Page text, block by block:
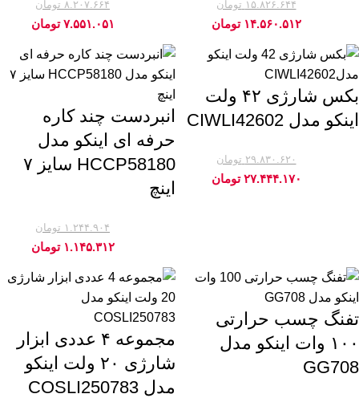
پیچ گوشتی برقی و شارژی اینکو (12)
دریل بتن کن اینکو (12)
مجموعه بکس و آچار بکس اینکو (12)
بکس برقی و بکس شارژی اینکو (10)
چکش میخ کش اینکو (10)
مینی فرز اینکو (10)
۱۵.۸۲۶.۶۴۴ تومان
۱۴.۵۶۰.۵۱۲ تومان
۸.۲۰۷.۶۶۴ تومان
۷.۵۵۱.۰۵۱ تومان
بکس شارژی ۴۲ ولت
اینکو مدل CIWLI42602
۲۹.۸۳۰.۶۲۰ تومان
۲۷.۴۴۴.۱۷۰ تومان
انبردست چند کاره
حرفه ای اینکو مدل
HCCP58180 سایز ۷
اینچ
۱.۲۴۴.۹۰۴ تومان
۱.۱۴۵.۳۱۲ تومان
تفنگ چسب حرارتی
۱۰۰ وات اینکو مدل
GG708
مجموعه ۴ عددی ابزار
شارژی ۲۰ ولت اینکو
مدل COSLI250783